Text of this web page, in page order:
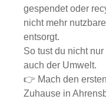
gespendet oder
nicht mehr
entsorgt.
So tust du nicht
auch der Umwelt.
👉 Mach den
Zuhause in